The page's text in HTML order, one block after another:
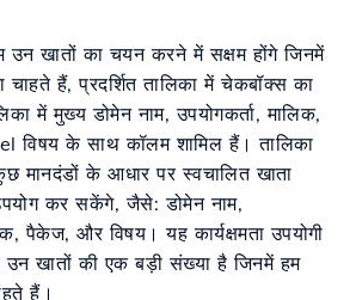
उन खातों का चयन करने में सक्षम होंगे जिनमें
चाहते हैं, प्रदर्शित तालिका में चेकबॉक्स का
में मुख्य डोमेन नाम, उपयोगकर्ता, मालिक,
के साथ कॉलम शामिल हैं। तालिका
मानदंडों के आधार पर स्वचालित खाता
कर सकेंगे, जैसे: डोमेन नाम,
पैकेज, और विषय। यह कार्यक्षमता उपयोगी
उन खातों की एक बड़ी संख्या है जिनमें हम
हैं।